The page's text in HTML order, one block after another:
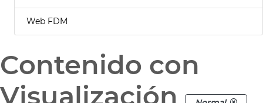
Web FDM
Contenido con
Visualización